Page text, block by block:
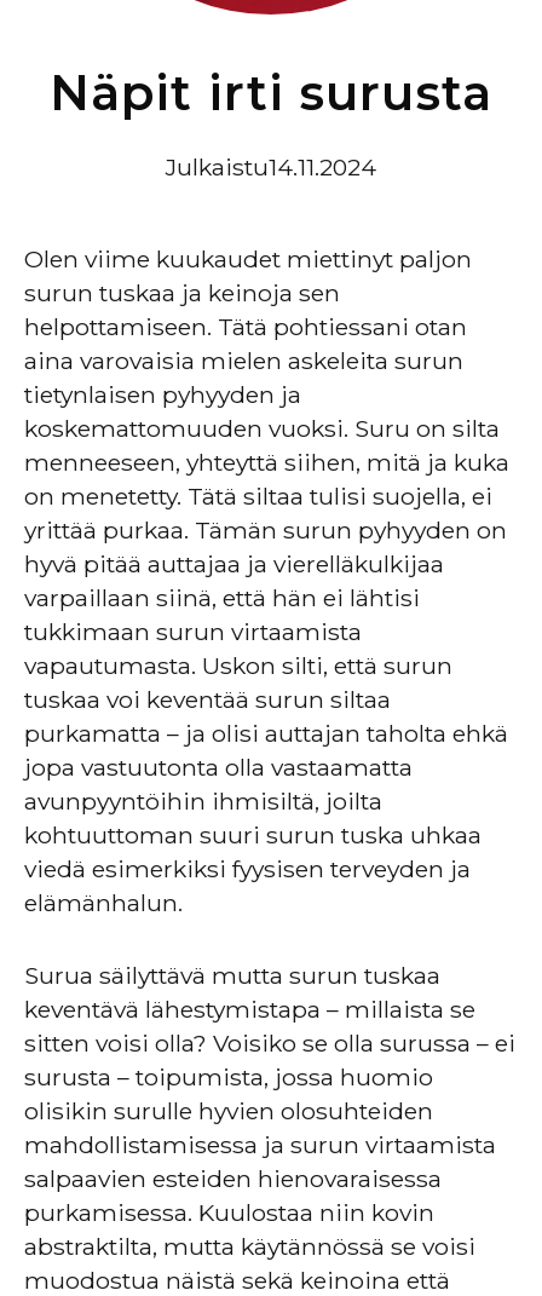
Näpit irti surusta
Julkaistu14.11.2024
Olen viime kuukaudet miettinyt paljon
surun tuskaa ja keinoja sen
helpottamiseen. Tätä pohtiessani otan
aina varovaisia mielen askeleita surun
tietynlaisen pyhyyden ja
koskemattomuuden vuoksi. Suru on silta
menneeseen, yhteyttä siihen, mitä ja kuka
on menetetty. Tätä siltaa tulisi suojella, ei
yrittää purkaa. Tämän surun pyhyyden on
hyvä pitää auttajaa ja vierelläkulkijaa
varpaillaan siinä, että hän ei lähtisi
tukkimaan surun virtaamista
vapautumasta. Uskon silti, että surun
tuskaa voi keventää surun siltaa
purkamatta – ja olisi auttajan taholta ehkä
jopa vastuutonta olla vastaamatta
avunpyyntöihin ihmisiltä, joilta
kohtuuttoman suuri surun tuska uhkaa
viedä esimerkiksi fyysisen terveyden ja
elämänhalun.
Surua säilyttävä mutta surun tuskaa
keventävä lähestymistapa – millaista se
sitten voisi olla? Voisiko se olla surussa – ei
surusta – toipumista, jossa huomio
olisikin surulle hyvien olosuhteiden
mahdollistamisessa ja surun virtaamista
salpaavien esteiden hienovaraisessa
purkamisessa. Kuulostaa niin kovin
abstraktilta, mutta käytännössä se voisi
muodostua näistä sekä keinoina että